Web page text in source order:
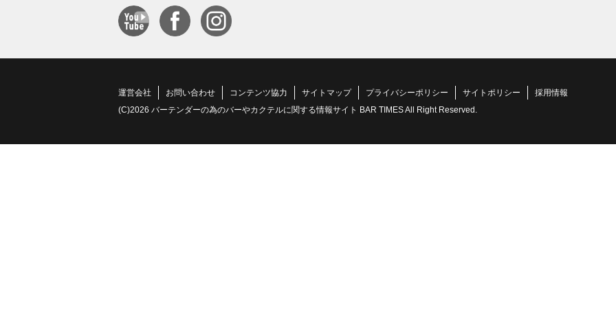
運営会社 お問い合わせ コンテンツ協力 サイトマップ プライバシーポリシー サイトポリシー
採用情報
(C)2026 バーテンダーの為のバーやカクテルに関する情報サイト BAR TIMES All Right Reserved.